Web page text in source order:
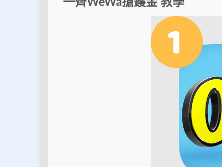
一齊WeWa搶鑊金 教學